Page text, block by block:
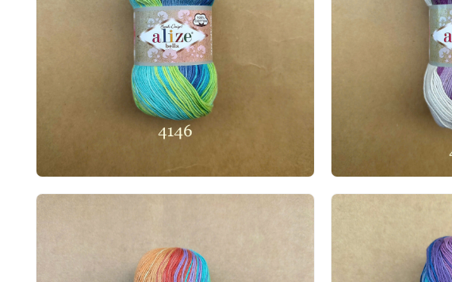
Mã giảm giá:
Ngày hết hạn:
Điều kiện: